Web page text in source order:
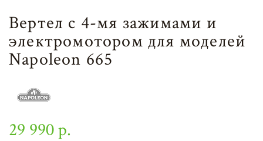
Вертел с 4-мя зажимами и
электромотором для моделей
Napoleon 665
29 990 р.